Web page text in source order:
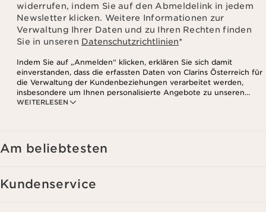
widerrufen, indem Sie auf den Abmeldelink in jedem
Newsletter klicken. Weitere Informationen zur
Verwaltung Ihrer Daten und zu Ihren Rechten finden
Sie in unseren Datenschutzrichtlinien*
WEITERLESEN
Indem Sie auf „Anmelden“ klicken, erklären Sie sich damit
einverstanden, dass die erfassten Daten von Clarins Österreich für
die Verwaltung der Kundenbeziehungen verarbeitet werden,
insbesondere um Ihnen personalisierte Angebote zu unseren
Produkten und Dienstleistungen entsprechend Ihrem
Am beliebtesten
Kundenservice